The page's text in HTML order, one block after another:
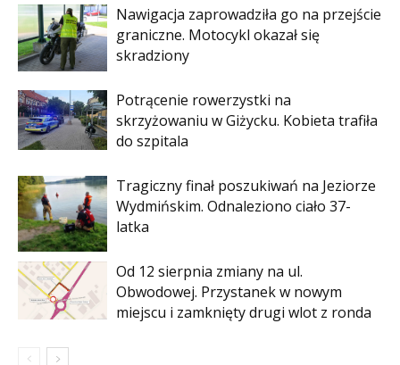
Nawigacja zaprowadziła go na przejście
graniczne. Motocykl okazał się
skradziony
Potrącenie rowerzystki na
skrzyżowaniu w Giżycku. Kobieta trafiła
do szpitala
Tragiczny finał poszukiwań na Jeziorze
Wydmińskim. Odnaleziono ciało 37-
latka
Od 12 sierpnia zmiany na ul.
Obwodowej. Przystanek w nowym
miejscu i zamknięty drugi wlot z ronda